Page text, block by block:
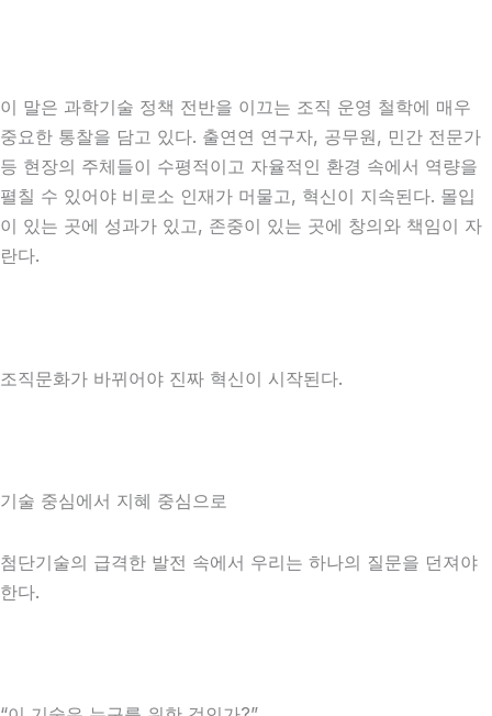
이 말은 과학기술 정책 전반을 이끄는 조직 운영 철학에 매우
중요한 통찰을 담고 있다. 출연연 연구자, 공무원, 민간 전문가
등 현장의 주체들이 수평적이고 자율적인 환경 속에서 역량을
펼칠 수 있어야 비로소 인재가 머물고, 혁신이 지속된다. 몰입
이 있는 곳에 성과가 있고, 존중이 있는 곳에 창의와 책임이 자
란다.
조직문화가 바뀌어야 진짜 혁신이 시작된다.
기술 중심에서 지혜 중심으로
첨단기술의 급격한 발전 속에서 우리는 하나의 질문을 던져야
한다.